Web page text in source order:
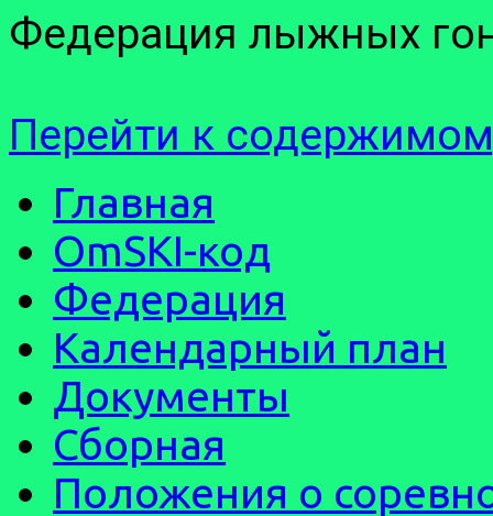
Федерация лыжных
Перейти к
Главная
OmSKI-код
Федерация
Календарный план
Документы
Сборная
Положения о